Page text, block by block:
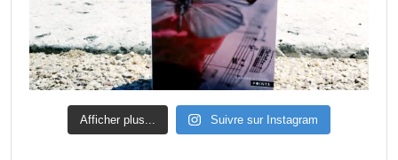
Afficher plus... Suivre sur Instagram